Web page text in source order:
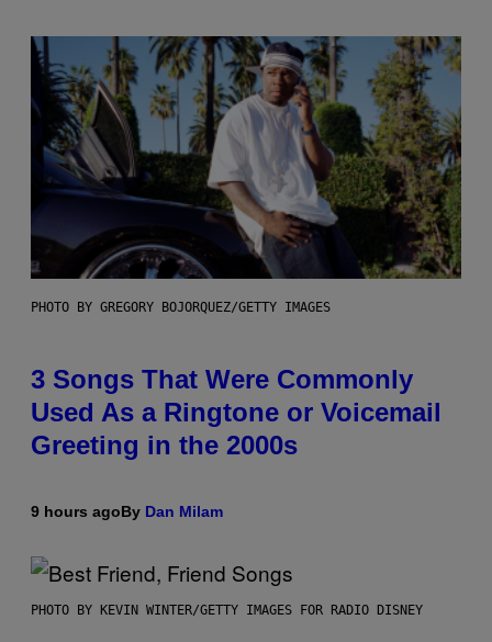
PHOTO BY GREGORY BOJORQUEZ/GETTY IMAGES
3 Songs That Were Commonly
Used As a Ringtone or Voicemail
Greeting in the 2000s
9 hours agoBy Dan Milam
PHOTO BY KEVIN WINTER/GETTY IMAGES FOR RADIO DISNEY